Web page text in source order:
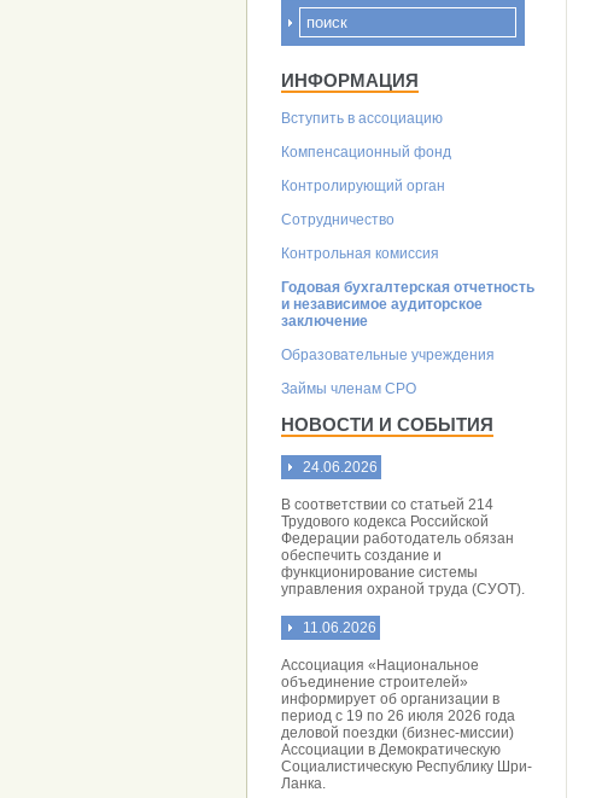
ИНФОРМАЦИЯ
Вступить в ассоциацию
Компенсационный фонд
Контролирующий орган
Сотрудничество
Контрольная комиссия
Годовая бухгалтерская отчетность
и независимое аудиторское
заключение
Образовательные учреждения
Займы членам СРО
НОВОСТИ И СОБЫТИЯ
24.06.2026
В соответствии со статьей 214
Трудового кодекса Российской
Федерации работодатель обязан
обеспечить создание и
функционирование системы
управления охраной труда (СУОТ).
11.06.2026
Ассоциация «Национальное
объединение строителей»
информирует об организации в
период с 19 по 26 июля 2026 года
деловой поездки (бизнес-миссии)
Ассоциации в Демократическую
Социалистическую Республику Шри-
Ланка.